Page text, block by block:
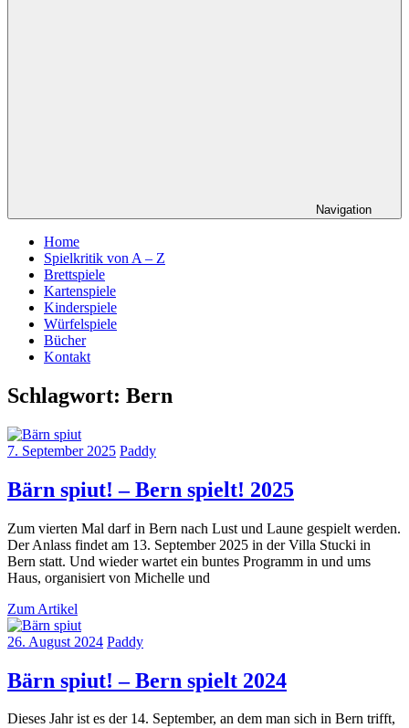
Navigation
Home
Spielkritik von A – Z
Brettspiele
Kartenspiele
Kinderspiele
Würfelspiele
Bücher
Kontakt
Schlagwort: Bern
7. September 2025 Paddy
Bärn spiut! – Bern spielt! 2025
Zum vierten Mal darf in Bern nach Lust und Laune gespielt werden.
Der Anlass findet am 13. September 2025 in der Villa Stucki in
Bern statt. Und wieder wartet ein buntes Programm in und ums
Haus, organisiert von Michelle und
Zum Artikel
26. August 2024 Paddy
Bärn spiut! – Bern spielt 2024
Dieses Jahr ist es der 14. September, an dem man sich in Bern trifft,